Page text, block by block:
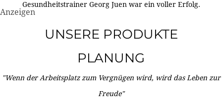
Gesundheitstrainer Georg Juen war ein voller Erfolg.
Anzeigen
UNSERE PRODUKTE
PLANUNG
"Wenn der Arbeitsplatz zum Vergnügen wird, wird das Leben zur
Freude"